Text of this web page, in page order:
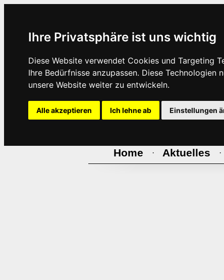
Ihre Privatsphäre ist uns wichtig
Diese Website verwendet Cookies und Targeting
Ihre Bedürfnisse anzupassen. Diese
unsere Website weiter zu entwickeln.
Alle akzeptieren Ich lehne ab Einstellungen
Home · Aktuelles ·